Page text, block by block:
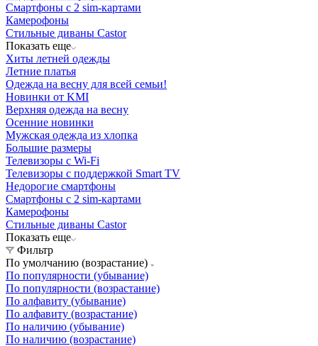
Смартфоны с 2 sim-картами
Камерофоны
Стильные диваны Castor
Показать еще
Хиты летней одежды
Летние платья
Одежда на весну для всей семьи!
Новинки от KMI
Верхняя одежда на весну
Осенние новинки
Мужская одежда из хлопка
Большие размеры
Телевизоры с Wi-Fi
Телевизоры с поддержкой Smart TV
Недорогие смартфоны
Смартфоны с 2 sim-картами
Камерофоны
Стильные диваны Castor
Показать еще
Фильтр
По умолчанию (возрастание)
По популярности (убывание)
По популярности (возрастание)
По алфавиту (убывание)
По алфавиту (возрастание)
По наличию (убывание)
По наличию (возрастание)